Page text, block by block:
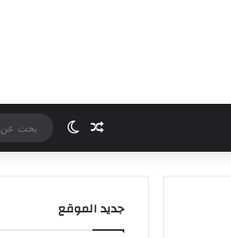
مقال عشوائي
الوضع المظلم
جديد الموقع